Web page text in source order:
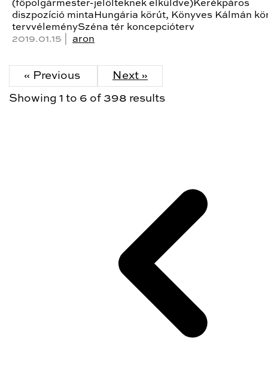
(főpolgármester-jelölteknek elküldve)Kerékpáros
diszpozíció mintaHungária körút, Könyves Kálmán
tervvéleménySzéna tér koncepcióterv
2019.01.15 | aron
« Previous Next »
Showing 1 to 6 of 398 results